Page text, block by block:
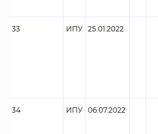
33 ИПУ 25.01.2022
34 ИПУ 06.07.2022